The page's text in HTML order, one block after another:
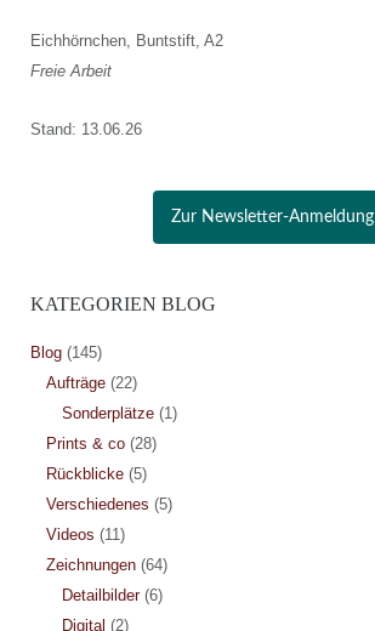
Eichhörnchen, Buntstift, A2
Freie Arbeit
Stand: 13.06.26
Zur Newsletter-Anmeldung
KATEGORIEN BLOG
Blog(145)
Aufträge(22)
Sonderplätze(1)
Prints & co(28)
Rückblicke(5)
Verschiedenes (5)
Videos (11)
Zeichnungen(64)
Detailbilder(6)
Digital (2)